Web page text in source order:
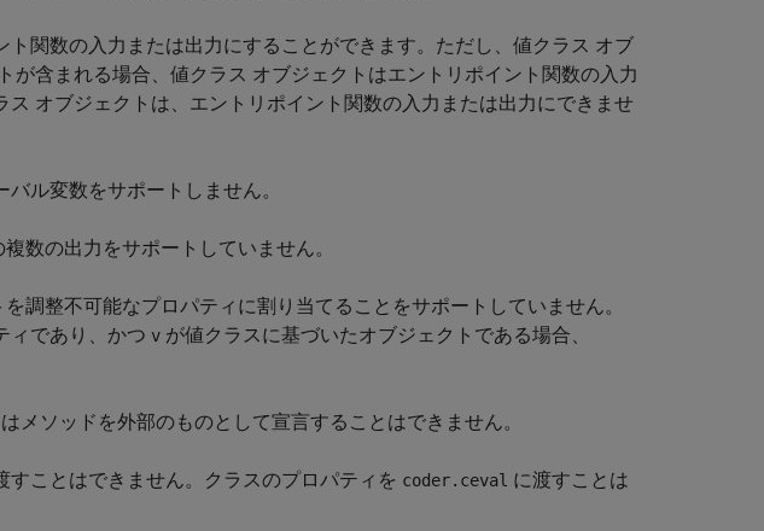
関数の入力または出力にすることができます。ただし、値クラス オブ
が含まれる場合、値クラス オブジェクトはエントリポイント関数の入力
ス オブジェクトは、エントリポイント関数の入力または出力にできませ
ル変数をサポートしません。
数の出力をサポートしていません。
調整不可能なプロパティに割り当てることをサポートしていません。
ィであり、かつ v が値クラスに基づいたオブジェクトである場合、
メソッドを外部のものとして宣言することはできません。
すことはできません。クラスのプロパティを coder.ceval に渡すことは